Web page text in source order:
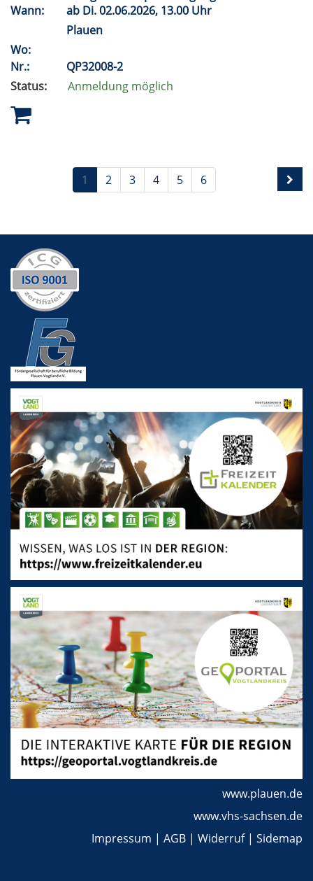
Wann:
ab Di.02.06.2026, 13.00 Uhr
Plauen
Wo:
Nr.:
QP32008-2
Status:
Anmeldung möglich
1 2 3 4 5 6
www.plauen.de
www.vhs-sachsen.de
Impressum | AGB | Widerruf| Sidemap